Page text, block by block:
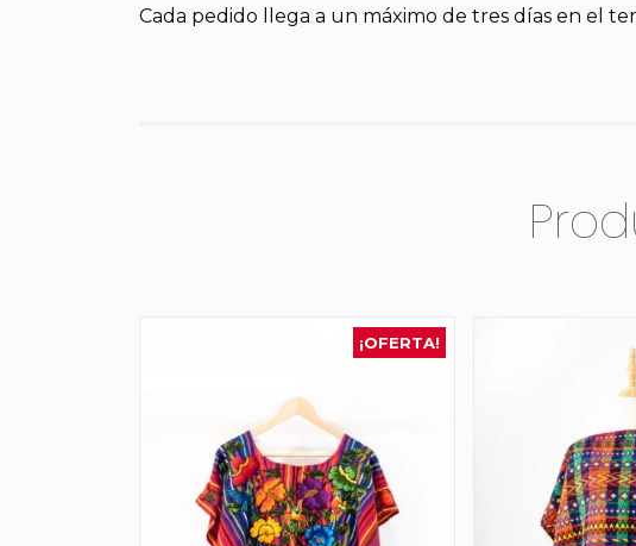
Cada pedido llega a un máximo de tres días en el
¡OFERTA!